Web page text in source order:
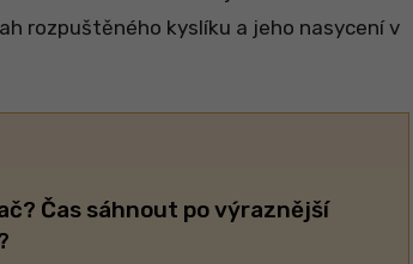
rozpuštěného kyslíku a jeho nasycení v
Čas sáhnout po výraznější